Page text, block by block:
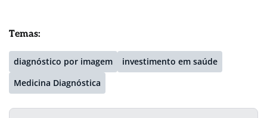
Temas:
diagnóstico por imagem
investimento em saúde
Medicina Diagnóstica